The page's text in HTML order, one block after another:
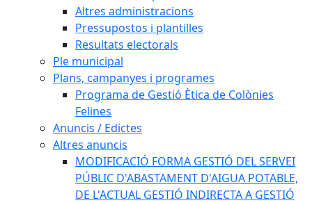
Altres administracions
Pressupostos i plantilles
Resultats electorals
Ple municipal
Plans, campanyes i programes
Programa de Gestió Ètica de Colònies
Felines
Anuncis / Edictes
Altres anuncis
MODIFICACIÓ FORMA GESTIÓ DEL SERVEI
PÚBLIC D'ABASTAMENT D'AIGUA POTABLE,
DE L'ACTUAL GESTIÓ INDIRECTA A GESTIÓ